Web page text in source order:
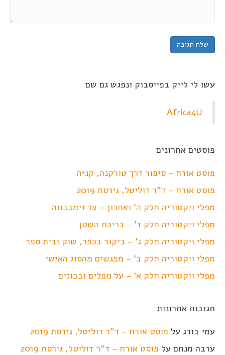
עשו לי לייק בפייסבוק ונפגש גם שם
Africa4U
פוסטים אחרונים
פוסט אורח – סיפור דרך טורקנה, קניה
פוסט אורח – ד"ר דוליטל, גירסת 2019
מפלי ויקטוריה חלק ה' ואחרון – צד זימבבווה
מפלי ויקטוריה חלק ד' – בריכת השטן
מפלי ויקטוריה חלק ג' – ביקור בכפר, שוק ובית ספר
מפלי ויקטוריה חלק ב' – מפגשים מהסוג האישי
מפלי ויקטוריה חלק א' – על מפלים ובבונים
תגובות אחרונות
עמי בורג על פוסט אורח – ד"ר דוליטל, גירסת 2019
ערבה מנחם על פוסט אורח – ד"ר דוליטל, גירסת 2019